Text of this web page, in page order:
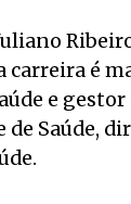
é
e
Saúde,